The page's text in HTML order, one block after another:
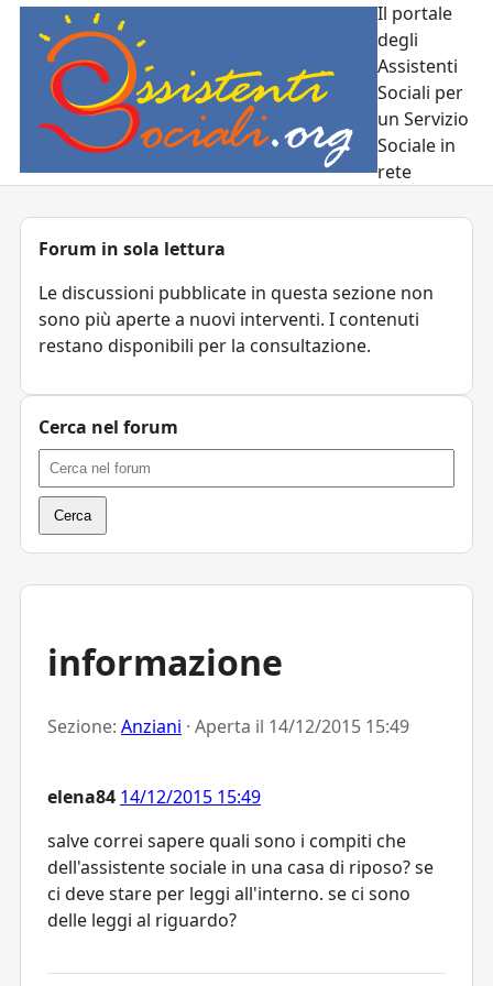
Il portale
degli
Assistenti
Sociali per
un Servizio
Sociale in
rete
informazione
Sezione: Anziani · Aperta il 14/12/2015 15:49
elena84 14/12/2015 15:49
salve correi sapere quali sono i compiti che
dell'assistente sociale in una casa di riposo? se
ci deve stare per leggi all'interno. se ci sono
delle leggi al riguardo?
Forum in sola lettura
Le discussioni pubblicate in questa sezione non
sono più aperte a nuovi interventi. I contenuti
restano disponibili per la consultazione.
Cerca nel forum
Cerca